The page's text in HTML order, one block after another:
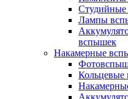
Студийные
Лампы
вспышек
Накамерные